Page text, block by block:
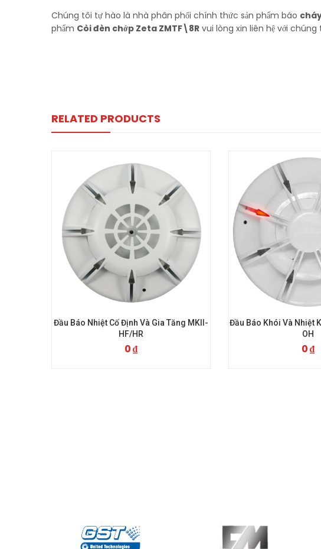
Chúng tôi tự hào là nhà phân phối chính thức sản phẩm báo
phẩm Còi đèn chớp Zeta ZMTF\8R vui lòng xin liên hệ với chúng
RELATED PRODUCTS
Cố Định Và Gia Tăng MKII-
Đầu Báo Khói Và Nhiệt Kết Hợp Zeta MKII-